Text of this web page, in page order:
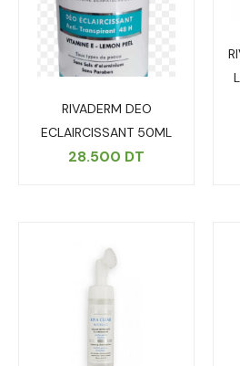
RIVADERM DEO
ECLAIRCISSANT 50ML
28.500 DT